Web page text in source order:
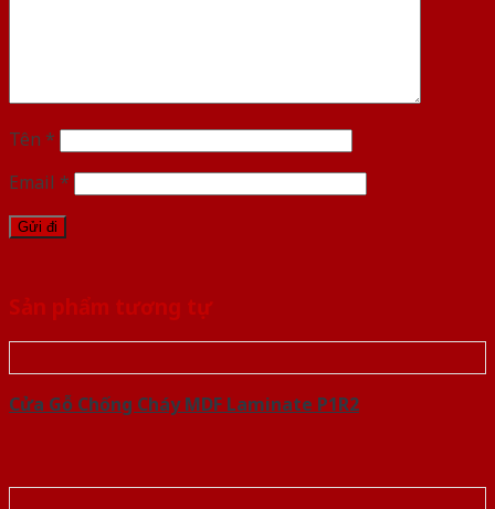
Tên *
Email *
Sản phẩm tương tự
Cửa Gỗ Chống Cháy MDF Laminate P1R2